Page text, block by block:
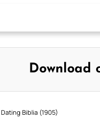
Download
Biblia (1905)